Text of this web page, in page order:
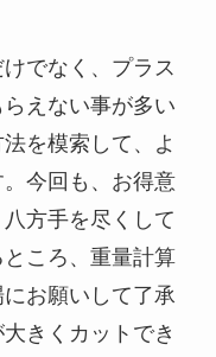
でなく、プラス
えない事が多い
を模索して、よ
今回も、お得意
方手を尽くして
ころ、重量計算
お願いして了承
きくカットでき